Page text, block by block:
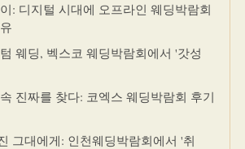
: 디지털 시대에 오프라인 웨딩박람회
웨딩, 벡스코 웨딩박람회에서 '갓성
진짜를 찾다: 코엑스 웨딩박람회 후기
그대에게: 인천웨딩박람회에서 '취